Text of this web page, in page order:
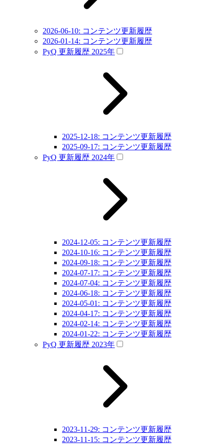
2026-06-10: コンテンツ更新履歴
2026-01-14: コンテンツ更新履歴
PyQ 更新履歴 2025年
2025-12-18: コンテンツ更新履歴
2025-09-17: コンテンツ更新履歴
PyQ 更新履歴 2024年
2024-12-05: コンテンツ更新履歴
2024-10-16: コンテンツ更新履歴
2024-09-18: コンテンツ更新履歴
2024-07-17: コンテンツ更新履歴
2024-07-04: コンテンツ更新履歴
2024-06-18: コンテンツ更新履歴
2024-05-01: コンテンツ更新履歴
2024-04-17: コンテンツ更新履歴
2024-02-14: コンテンツ更新履歴
2024-01-22: コンテンツ更新履歴
PyQ 更新履歴 2023年
2023-11-29: コンテンツ更新履歴
2023-11-15: コンテンツ更新履歴